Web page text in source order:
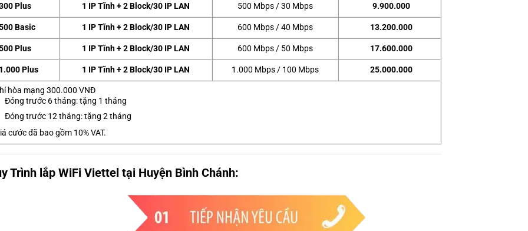
Plus 1 IP Tĩnh + 2 Block/30 IP LAN 500 Mbps / 30 Mbps 9.900.000
Basic 1 IP Tĩnh + 2 Block/30 IP LAN 600 Mbps / 40 Mbps 13.200.000
Plus 1 IP Tĩnh + 2 Block/30 IP LAN 600 Mbps / 50 Mbps 17.600.000
Plus 1 IP Tĩnh + 2 Block/30 IP LAN 1.000 Mbps / 100 Mbps 25.000.000
hòa mạng 300.000 VNĐ
Đóng trước 6 tháng: tặng 1 tháng
Đóng trước 12 tháng: tặng 2 tháng
cước đã bao gồm 10% VAT.
Trình lắp WiFi Viettel tại Huyện Bình Chánh: